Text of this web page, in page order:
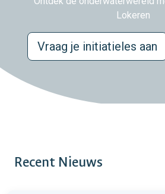
Lokeren
Vraag je initiatieles aan
Recent Nieuws